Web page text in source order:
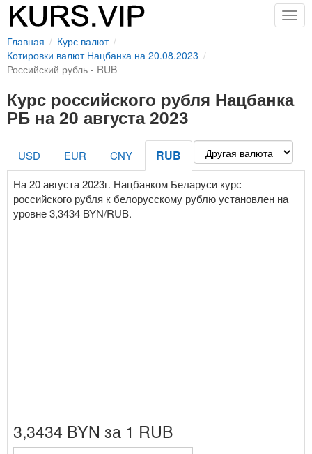
Главная
Курс валют
Котировки валют Нацбанка на 20.08.2023
Российский рубль - RUB
Курс российского рубля Нацбанка
РБ на 20 августа 2023
USD EUR CNY RUB
На 20 августа 2023г. Нацбанком Беларуси курс
российского рубля к белорусскому рублю установлен на
уровне 3,3434 BYN/RUB.
3,3434 BYN за 1 RUB